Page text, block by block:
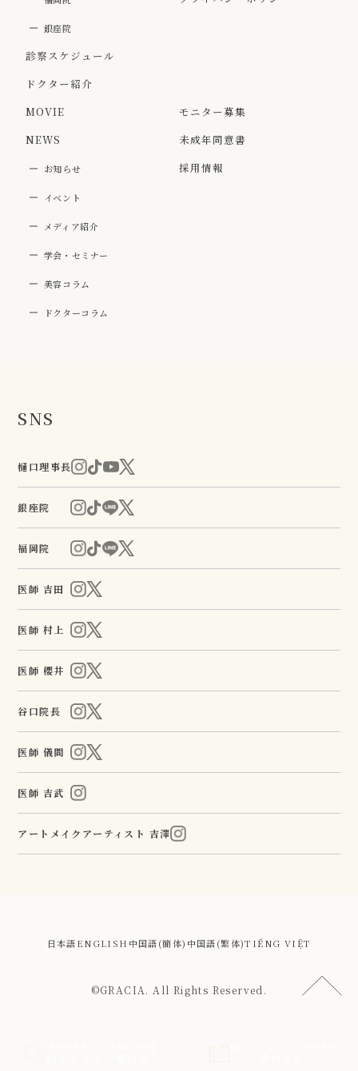
銀座院
診察スケジュール
ドクター紹介
MOVIE
NEWS
お知らせ
イベント
メディア紹介
学会・セミナー
美容コラム
ドクターコラム
モニター募集
未成年同意書
採用情報
SNS
樋口理事長
銀座院
福岡院
医師 吉田
医師 村上
医師 櫻井
谷口院長
医師 儀間
医師 吉武
アートメイクアーティスト 吉澤
日本語ENGLISH 中国語(簡体) 中国語(繁体)TIẾNG VIỆT
©GRACIA. All Rights Reserved.